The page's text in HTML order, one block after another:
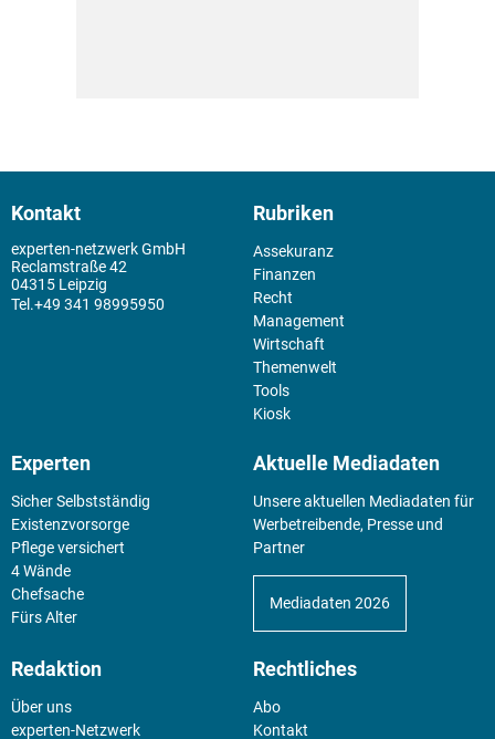
Kontakt
experten-netzwerk GmbH
Reclamstraße 42
04315 Leipzig
+49 341 98995950
Rubriken
Assekuranz
Finanzen
Recht
Management
Wirtschaft
Themenwelt
Tools
Kiosk
Experten
Sicher Selbstständig
Existenz­vorsorge
Pflege versichert
4 Wände
Chefsache
Fürs Alter
Aktuelle Mediadaten
Unsere aktuellen Mediadaten für
Werbetreibende, Presse und
Partner
Mediadaten 2026
Redaktion
Über uns
experten-Netzwerk
Rechtliches
Abo
Kontakt